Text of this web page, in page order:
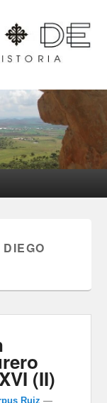
y
DIEGO
(II)
Ruiz —